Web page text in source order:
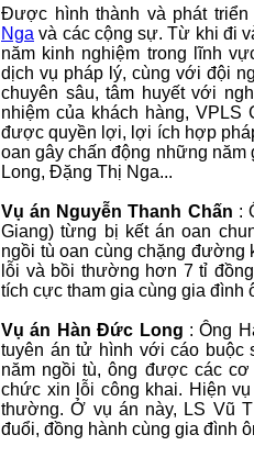
Được hình thành và phát
Nga và các cộng sự. Từ khi đi
năm kinh nghiệm trong lĩnh
dịch vụ pháp lý, cùng với đội
chuyên sâu, tâm huyết với
nhiệm của khách hàng, VPLS
được quyền lợi, lợi ích hợp
oan gây chấn động những
Long, Đặng Thị Nga...
Vụ án Nguyễn Thanh Chấn :
Giang) từng bị kết án oan
ngồi tù oan cùng chặng đường
lỗi và bồi thường hơn 7 tỉ
tích cực tham gia cùng gia đình
Vụ án Hàn Đức Long : Ông
tuyên án tử hình với cáo buộc
năm ngồi tù, ông được các
chức xin lỗi công khai. Hiện
thường. Ở vụ án này, LS Vũ
đuổi, đồng hành cùng gia đình